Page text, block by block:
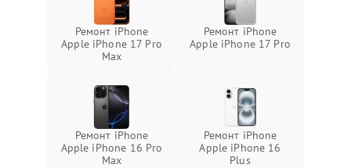
Ремонт iPhone
Apple iPhone 17 Pro
Max
Ремонт iPhone
Apple iPhone 17 Pro
Ремонт iPhone
Apple iPhone 16 Pro
Max
Ремонт iPhone
Apple iPhone 16
Plus